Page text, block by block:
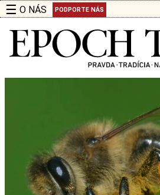
☰ O NÁS PODPORTE NÁS